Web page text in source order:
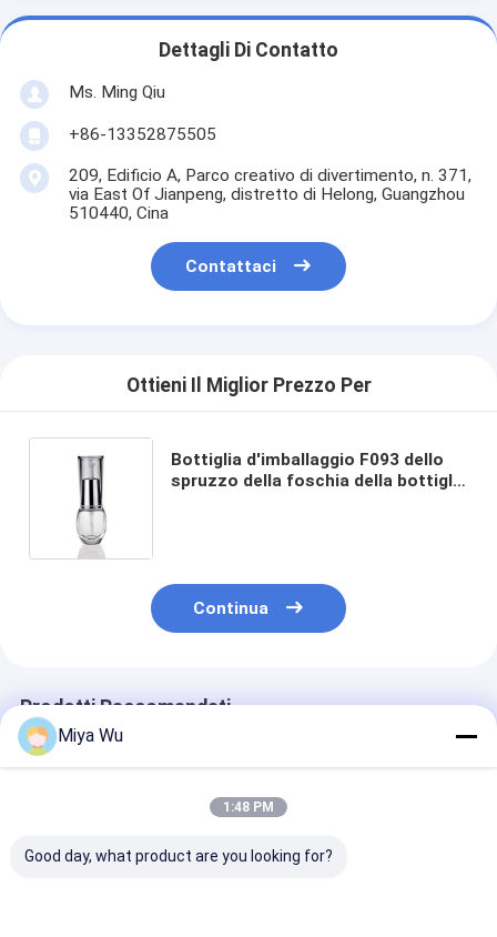
Dettagli Di Contatto
Ms. Ming Qiu
+86-13352875505
209, Edificio A, Parco creativo di divertimento, n. 371,
via East Of Jianpeng, distretto di Helong, Guangzhou
510440, Cina
Contattaci
Ottieni Il Miglior Prezzo Per
Bottiglia d'imballaggio F093 dello
spruzzo della foschia della bottiglia
Continua
Prodotti Raccomandati
Miya Wu
1:48 PM
Good day, what product are you looking for?